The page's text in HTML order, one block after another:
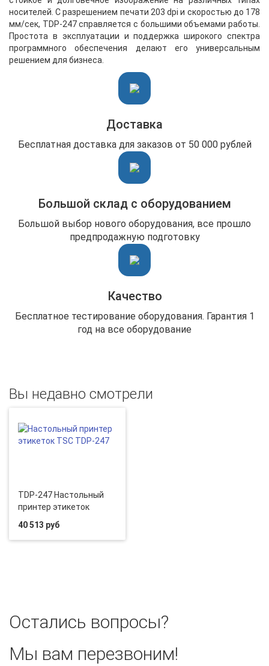
носителей. С разрешением печати 203 dpi и скоростью до 178
мм/сек, TDP-247 справляется с большими объемами работы.
Простота в эксплуатации и поддержка широкого спектра
программного обеспечения делают его универсальным
решением для бизнеса.
Доставка
Бесплатная доставка для заказов от 50 000 рублей
Большой склад с оборудованием
Большой выбор нового оборудования, все прошло
предпродажную подготовку
Качество
Бесплатное тестирование оборудования. Гарантия 1
год на все оборудование
Вы недавно смотрели
TDP-247 Настольный
принтер этикеток
40 513 руб
Остались вопросы?
Мы вам перезвоним!